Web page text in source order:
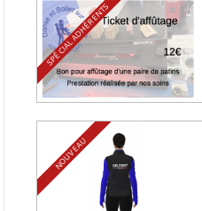
SPÉCIAL ADHÉRENTS
NOUVEAU